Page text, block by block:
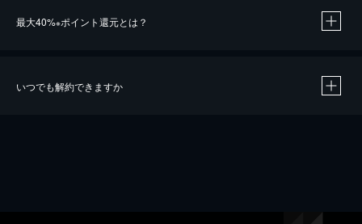
最大40%※ポイント還元とは？
いつでも解約できますか